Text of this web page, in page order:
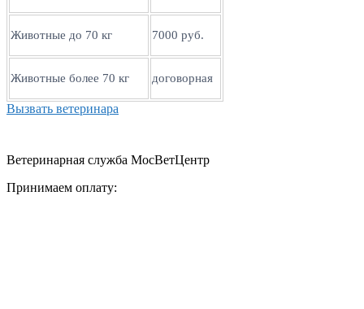
Животные до 70 кг 7000 руб.
Животные более 70 кг договорная
Вызвать ветеринара
Ветеринарная служба МосВетЦентр
Принимаем оплату: